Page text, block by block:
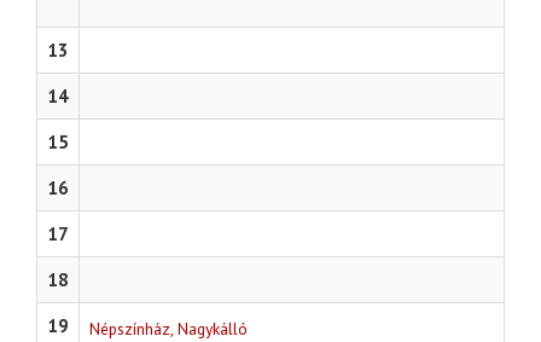
13
14
15
16
17
18
19
Népszínház, Nagykálló